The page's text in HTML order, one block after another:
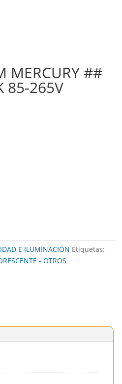
MERCURY ##
85-265V
E ILUMINACIÓN Etiquetas:
- OTROS